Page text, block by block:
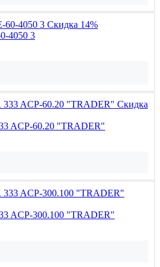
Скидка 14%
4050 3
Скидка
ACP-60.20 "TRADER"
ACP-300.100 "TRADER"